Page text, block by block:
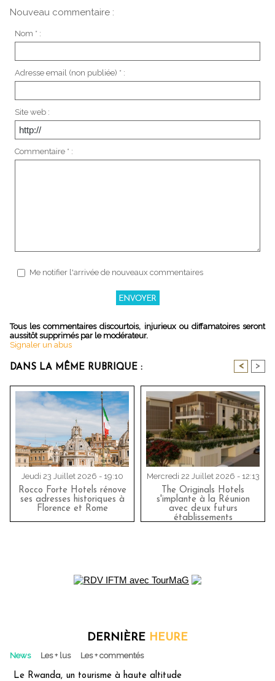
Nouveau commentaire :
Nom * :
Adresse email (non publiée) * :
Site web :
Commentaire * :
Me notifier l'arrivée de nouveaux commentaires
Tous les commentaires discourtois, injurieux ou diffamatoires seront
aussitôt supprimés par le modérateur.
Signaler un abus
DANS LA MÊME RUBRIQUE : < >
Jeudi 23 Juillet 2026 - 19:10
Rocco Forte Hotels rénove
ses adresses historiques à
Florence et Rome
Mercredi 22 Juillet 2026 - 12:13
The Originals Hotels
s'implante à la Réunion
avec deux futurs
établissements
DERNIÈRE HEURE
News Les + lus Les + commentés
Le Rwanda, un tourisme à haute altitude